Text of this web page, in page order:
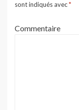
sont indiqués avec*
Commentaire